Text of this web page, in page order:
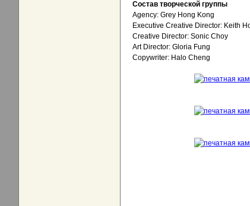
Состав творческой группы
Agency: Grey Hong Kong
Executive Creative Director: Keith
Creative Director: Sonic Choy
Art Director: Gloria Fung
Copywriter: Halo Cheng